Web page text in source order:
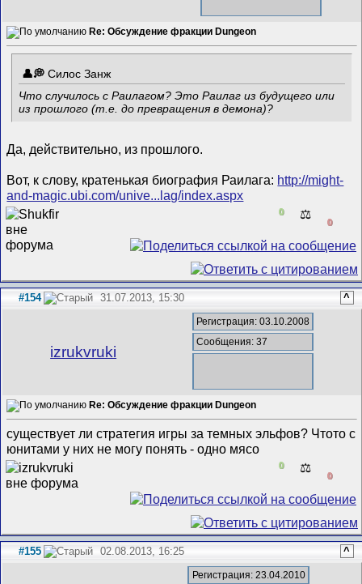
Re: Обсуждение фракции Dungeon
Силос Занж
Что случилось с Раилагом? Это Раилаг из будущего или
из прошлого (т.е. до превращения в демона)?
Да, действительно, из прошлого.
Вот, к слову, кратенькая биография Раилага: http://might-
and-magic.ubi.com/unive...lag/index.aspx
0 ⚖️
0
#154 31.07.2013, 15:30 ^
izrukvruki
Регистрация: 03.10.2008
Сообщения: 37
Re: Обсуждение фракции Dungeon
существует ли стратегия игры за темных эльфов? Чтото с
юнитами у них не могу понять - одно мясо
0 ⚖️
0
#155 02.08.2013, 16:25 ^
Регистрация: 23.04.2010